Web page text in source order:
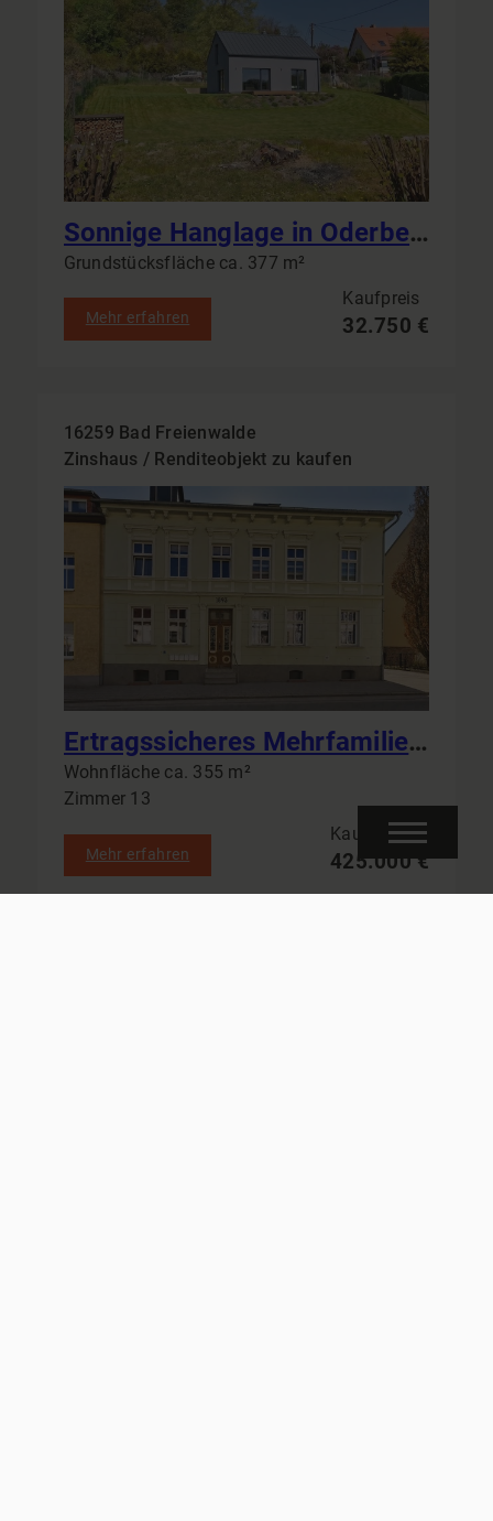
Sonnige Hanglage in Oderberg: Erschlossene Grundstücke ab 377 m² – Naturnah, bebaubar, bauträgerfrei
Grundstücksfläche ca. 377 m²
Mehr erfahren
Kaufpreis
32.750 €
16259 Bad Freienwalde
Zinshaus / Renditeobjekt zu kaufen
Ertragssicheres Mehrfamilienhaus in Bad Freienwalde: 6 Einheiten & Garagen als solide Kapitalanlage
Wohnfläche ca. 355 m²
Zimmer 13
Mehr erfahren
Kaufpreis
425.000 €